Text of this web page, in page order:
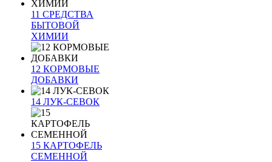
11 СРЕДСТВА
БЫТОВОЙ
ХИМИИ
12 КОРМОВЫЕ
ДОБАВКИ
14 ЛУК-СЕВОК
15 КАРТОФЕЛЬ
СЕМЕННОЙ